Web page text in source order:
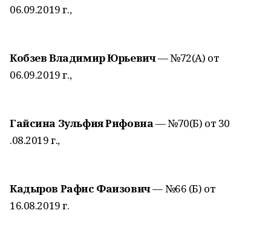
06.09.2019 г.,
Кобзев Владимир Юрьевич— №72(А) от
06.09.2019 г.,
Гайсина Зульфия Рифовна— №70(Б) от 30
.08.2019 г.,
Кадыров Рафис Фаизович— №66 (Б) от
16.08.2019 г.